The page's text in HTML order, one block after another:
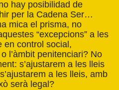
hay posibilidad de
per la Cadena Ser…
mica el prisma, no
“excepcions” a les
en control social,
l’àmbit penitenciari? No
s’ajustarem a les lleis
a les lleis, amb
serà legal?